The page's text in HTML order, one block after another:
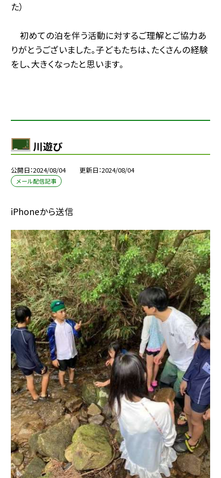
た）
初めての泊を伴う活動に対するご理解とご協力あ
りがとうございました。子どもたちは、たくさんの経験
をし、大きくなったと思います。
川遊び
公開日 2024/08/04 更新日 2024/08/04
メール配信記事
iPhoneから送信